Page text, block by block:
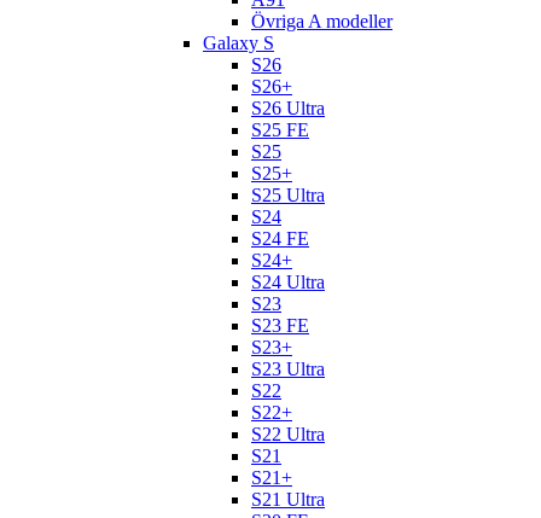
Övriga A modeller
Galaxy S
S26
S26+
S26 Ultra
S25 FE
S25
S25+
S25 Ultra
S24
S24 FE
S24+
S24 Ultra
S23
S23 FE
S23+
S23 Ultra
S22
S22+
S22 Ultra
S21
S21+
S21 Ultra